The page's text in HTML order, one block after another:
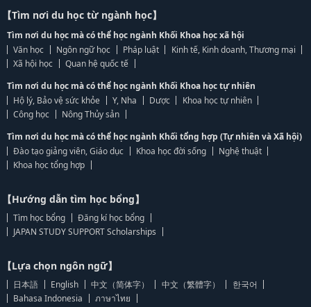
【Tìm nơi du học từ ngành học】
Tìm nơi du học mà có thể học ngành Khối Khoa học xã hội
Văn học
Ngôn ngữ học Pháp luật
Kinh tế, Kinh doanh, Thương mại
Xã hội học
Quan hệ quốc tế
Tìm nơi du học mà có thể học ngành Khối Khoa học tự nhiên
Hộ lý, Bảo vệ sức khỏe
Y, Nha Dược
Khoa học tự nhiên
Công học
Nông Thủy sản
Tìm nơi du học mà có thể học ngành Khối tổng hợp (Tự nhiên và Xã hội)
Đào tạo giảng viên, Giáo dục
Khoa học đời sống
Nghệ thuật
Khoa học tổng hợp
【Hướng dẫn tìm học bổng】
Tìm học bổng
Đăng kí học bổng
JAPAN STUDY SUPPORT Scholarships
【Lựa chọn ngôn ngữ】
日本語 English 中文（简体字） 中文（繁體字）
한국어
Bahasa Indonesia
ภาษาไทย